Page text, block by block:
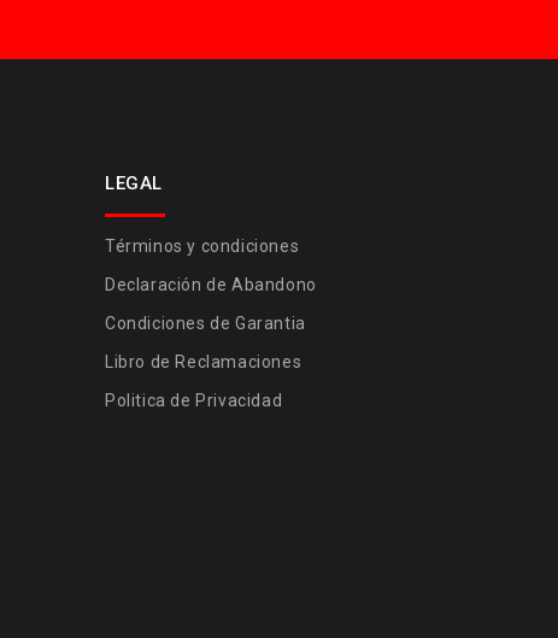
LEGAL
Términos y condiciones
Declaración de Abandono
Condiciones de Garantia
Libro de Reclamaciones
Politica de Privacidad